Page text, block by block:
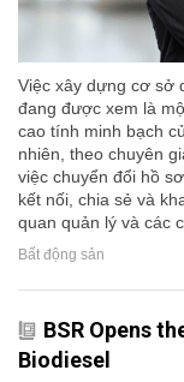
Việc xây dựng cơ sở
đang được xem là
cao tính minh bạch
nhiên, theo chuyên
việc chuyển đổi hồ
kết nối, chia sẻ và
quan quản lý và các
Bất động sản
BSR Opens
Biodiesel